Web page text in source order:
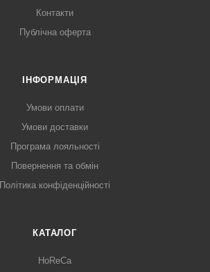
Контакти
Публічна оферта
ІНФОРМАЦІЯ
Умови оплати
Умови доставки
Програма лояльності
Повернення та обмін
Політика конфіденційності
КАТАЛОГ
HoReCa